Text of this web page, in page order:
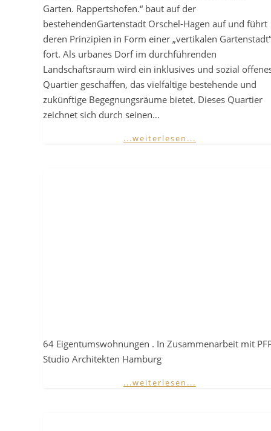
Garten. Rappertshofen.“ baut auf der
bestehendenGartenstadt Orschel-Hagen auf und führt
deren Prinzipien in Form einer „vertikalen Gartenstadt“
fort. Als urbanes Dorf im durchführenden
Landschaftsraum wird ein inklusives und sozial
Quartier geschaffen, das vielfältige bestehende und
zukünftige Begegnungsräume bietet. Dieses Quartier
zeichnet sich durch seinen…
...weiterlesen...
64 Eigentumswohnungen . In Zusammenarbeit mit
Studio Architekten Hamburg
...weiterlesen...